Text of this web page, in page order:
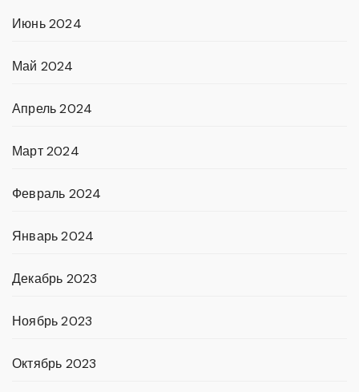
Июнь 2024
Май 2024
Апрель 2024
Март 2024
Февраль 2024
Январь 2024
Декабрь 2023
Ноябрь 2023
Октябрь 2023